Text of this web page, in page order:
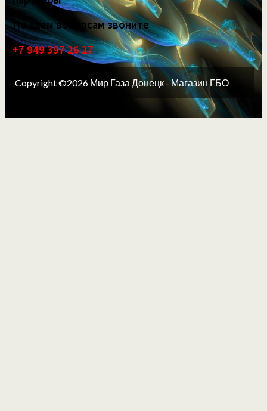
По всем вопросам звоните
+7 949 397 26 27
Copyright ©2026 Мир Газа Донецк - Магазин ГБО